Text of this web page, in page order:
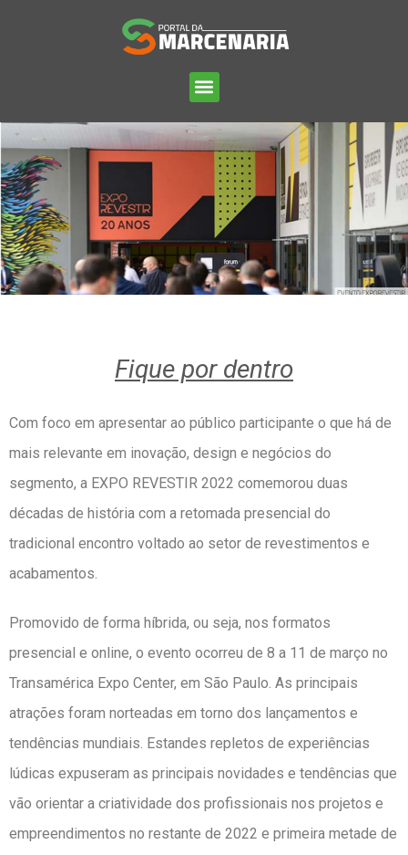
Fique por dentro
Com foco em apresentar ao público participante o que há de
mais relevante em inovação, design e negócios do
segmento, a EXPO REVESTIR 2022 comemorou duas
décadas de história com a retomada presencial do
tradicional encontro voltado ao setor de revestimentos e
acabamentos.
Promovido de forma híbrida, ou seja, nos formatos
presencial e online, o evento ocorreu de 8 a 11 de março no
Transamérica Expo Center, em São Paulo. As principais
atrações foram norteadas em torno dos lançamentos e
tendências mundiais. Estandes repletos de experiências
lúdicas expuseram as principais novidades e tendências que
vão orientar a criatividade dos profissionais nos projetos e
empreendimentos no restante de 2022 e primeira metade de